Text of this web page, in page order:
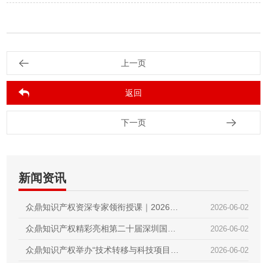
上一页
返回
下一页
新闻资讯
2026-06-02
众鼎知识产权资深专家领衔授课｜2026第
二届技术经理人初级培训圆满收官 2026-06-02
众鼎知识产权精彩亮相第二十届深圳国际
金融博览会｜赋能科技金融，护航创新成 2026-06-02
众鼎知识产权举办“技术转移与科技项目政